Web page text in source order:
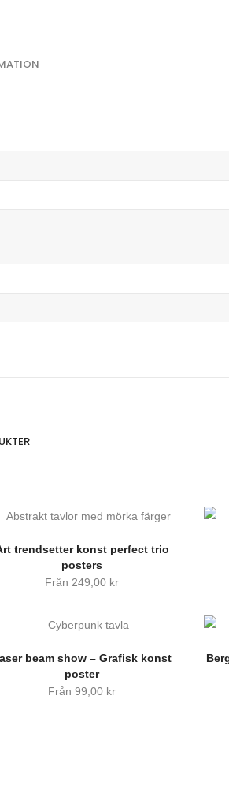
trendsetter konst perfect trio
posters
Från 249,00 kr
beam show – Grafisk konst
poster
Från 99,00 kr